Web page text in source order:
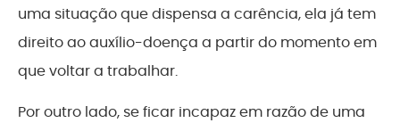
uma situação que dispensa a carência, ela já tem
direito ao auxílio-doença a partir do momento em
que voltar a trabalhar.
Por outro lado, se ficar incapaz em razão de uma